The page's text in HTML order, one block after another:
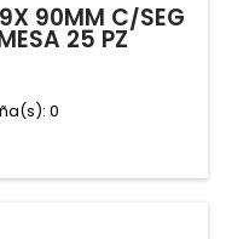
90MM C/SEG
25 PZ
0